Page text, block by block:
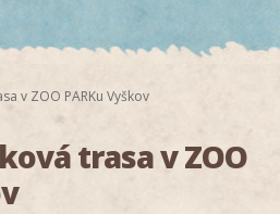
v ZOO PARKu Vyškov
trasa v ZOO